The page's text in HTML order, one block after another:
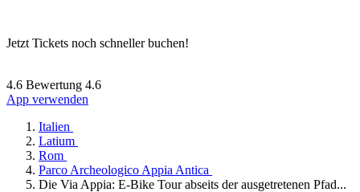
Jetzt Tickets noch schneller buchen!
4.6 Bewertung 4.6
App verwenden
Italien
Latium
Rom
Parco Archeologico Appia Antica
Die Via Appia: E-Bike Tour abseits der ausgetretenen Pfad...